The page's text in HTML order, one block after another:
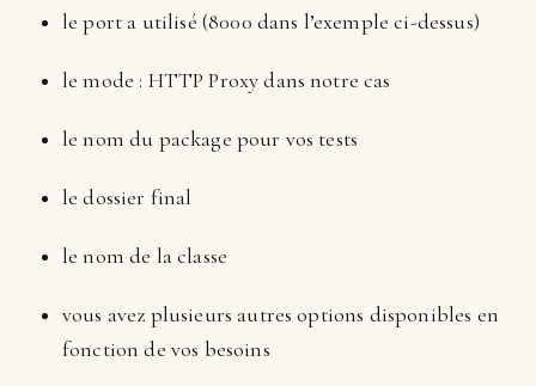
le port a utilisé (8000 dans l’exemple ci-dessus)
le mode : HTTP Proxy dans notre cas
le nom du package pour vos tests
le dossier final
le nom de la classe
vous avez plusieurs autres options disponibles en
fonction de vos besoins